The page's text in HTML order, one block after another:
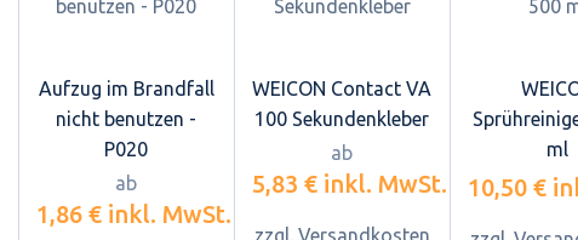
Aufzug im Brandfall
nicht benutzen -
P020
ab
1,86 € inkl. MwSt.
WEICON Contact VA
100 Sekundenkleber
ab
5,83 € inkl. MwSt.
zzgl. Versandkosten
ml
10,50 €